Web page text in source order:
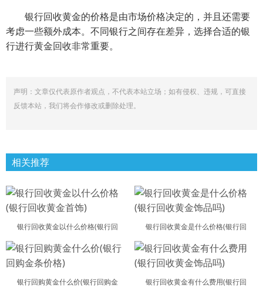
银行回收黄金的价格是由市场价格决定的，并且还需要
考虑一些额外成本。不同银行之间存在差异，选择合适的银
行进行黄金回收非常重要。
声明：文章仅代表原作者观点，不代表本站立场；如有侵权、违规，可直接
反馈本站，我们将会作修改或删除处理。
相关推荐
银行回收黄金以什么价格(银行回 银行回收黄金是什么价格(银行回
银行回购黄金什么价(银行回购金 银行回收黄金有什么费用(银行回